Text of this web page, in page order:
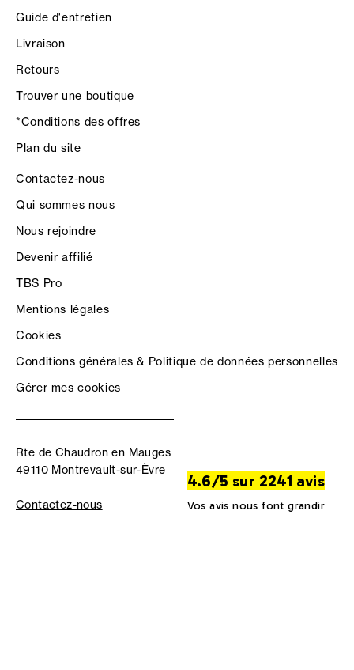
Guide d'entretien
Livraison
Retours
Trouver une boutique
*Conditions des offres
Plan du site
Contactez-nous
Qui sommes nous
Nous rejoindre
Devenir affilié
TBS Pro
Mentions légales
Cookies
Conditions générales & Politique de données personnelles
Gérer mes cookies
Rte de Chaudron en Mauges
49110 Montrevault-sur-Èvre
Contactez-nous
4.6/5 sur 2241 avis
Vos avis nous font grandir